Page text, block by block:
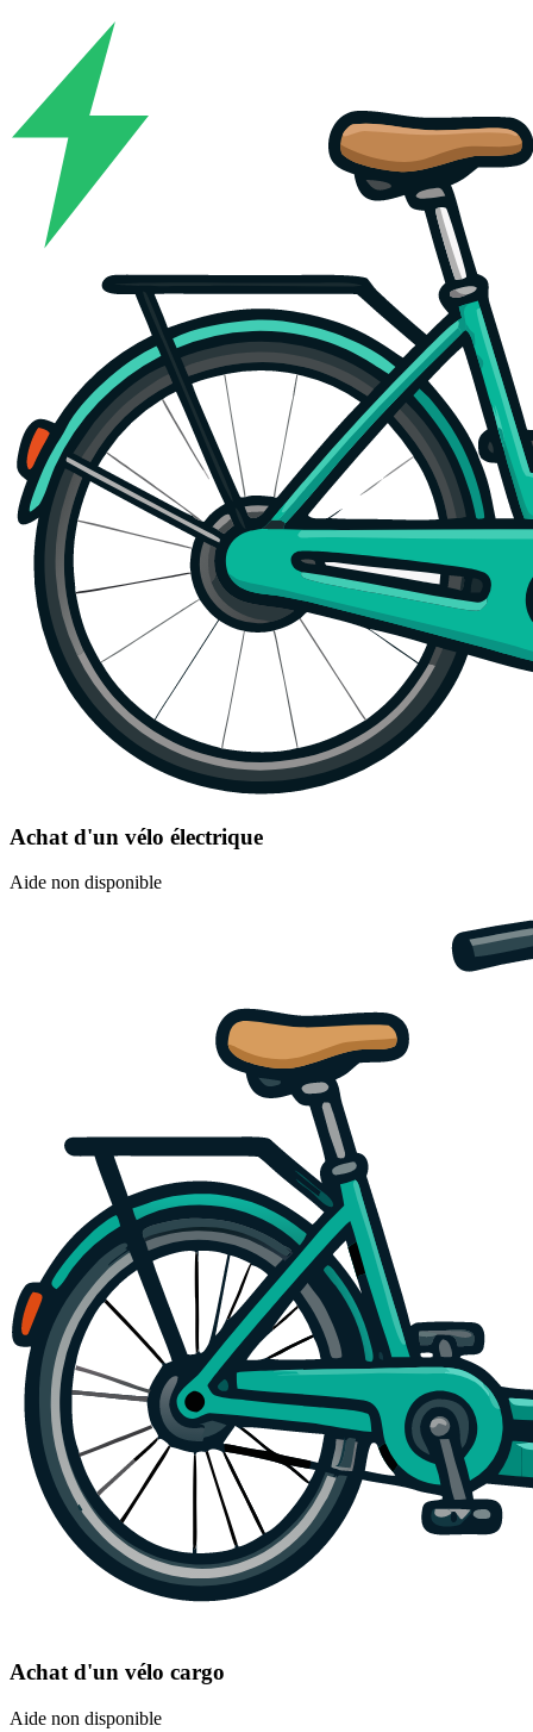
Achat d'un vélo électrique
Aide non disponible
Achat d'un vélo cargo
Aide non disponible